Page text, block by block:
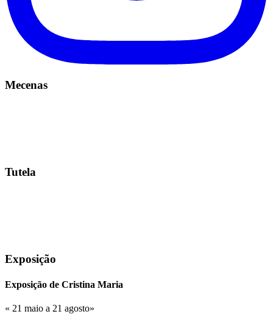
Mecenas
Tutela
Exposição
Exposição de Cristina Maria
« 21 maio a 21 agosto»